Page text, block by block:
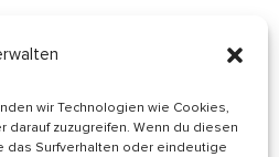
wir Technologien wie Cookies,
darauf zuzugreifen. Wenn du diesen
das Surfverhalten oder eindeutige